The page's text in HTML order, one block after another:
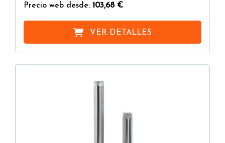
Precio web desde: 103,68 €
VER DETALLES